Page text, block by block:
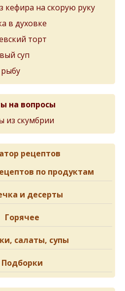
кефира на скорую руку
в духовке
торт
суп
на вопросы
из скумбрии
рецептов
по продуктам
и десерты
Горячее
салаты, супы
Подборки